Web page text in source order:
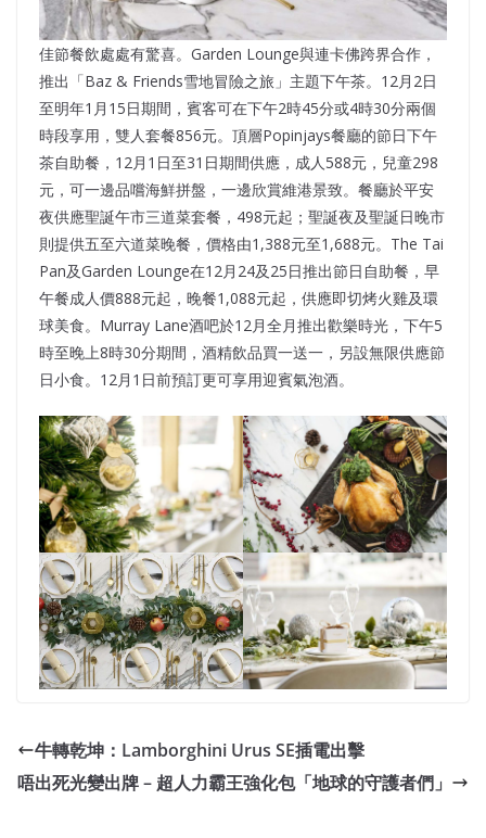
佳節餐飲處處有驚喜。Garden Lounge與連卡佛跨界合作，
推出「Baz & Friends雪地冒險之旅」主題下午茶。12月2日
至明年1月15日期間，賓客可在下午2時45分或4時30分兩個
時段享用，雙人套餐856元。頂層Popinjays餐廳的節日下午
茶自助餐，12月1日至31日期間供應，成人588元，兒童298
元，可一邊品嚐海鮮拼盤，一邊欣賞維港景致。餐廳於平安
夜供應聖誕午市三道菜套餐，498元起；聖誕夜及聖誕日晚市
則提供五至六道菜晚餐，價格由1,388元至1,688元。The Tai
Pan及Garden Lounge在12月24及25日推出節日自助餐，早
午餐成人價888元起，晚餐1,088元起，供應即切烤火雞及環
球美食。Murray Lane酒吧於12月全月推出歡樂時光，下午5
時至晚上8時30分期間，酒精飲品買一送一，另設無限供應節
日小食。12月1日前預訂更可享用迎賓氣泡酒。
牛轉乾坤：Lamborghini Urus SE插電出擊
唔出死光變出牌 – 超人力霸王強化包「地球的守護者們」